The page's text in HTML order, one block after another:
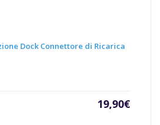
Dock Connettore di Ricarica
19,90€